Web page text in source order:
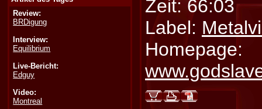
Review:
BRDigung
Interview:
Equilibrium
Live-Bericht:
Edguy
Video:
Montreal
Zeit: 66:03
Label:
Homepage: